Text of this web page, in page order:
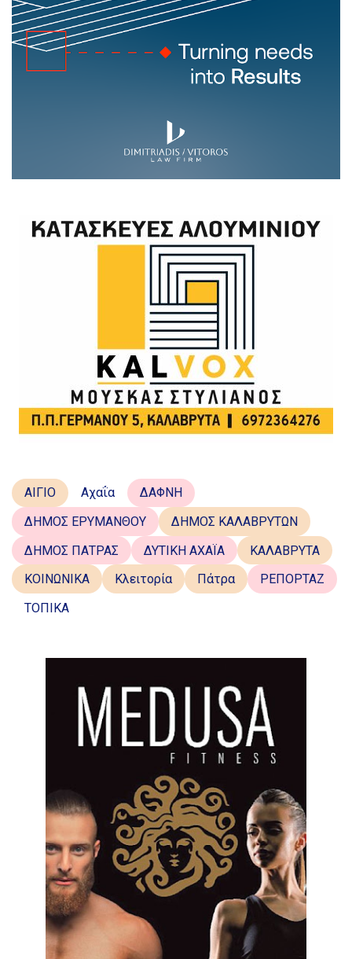
ΑΙΓΙΟ Αχαΐα
ΔΑΦΝΗ
ΔΗΜΟΣ ΕΡΥΜΑΝΘΟΥ
ΔΗΜΟΣ ΚΑΛΑΒΡΥΤΩΝ
ΔΗΜΟΣ ΠΑΤΡΑΣ
ΔΥΤΙΚΗ ΑΧΑΪΑ
ΚΑΛΑΒΡΥΤΑ
ΚΟΙΝΩΝΙΚΑ
Κλειτορία Πάτρα
ΡΕΠΟΡΤΑΖ
ΤΟΠΙΚΑ